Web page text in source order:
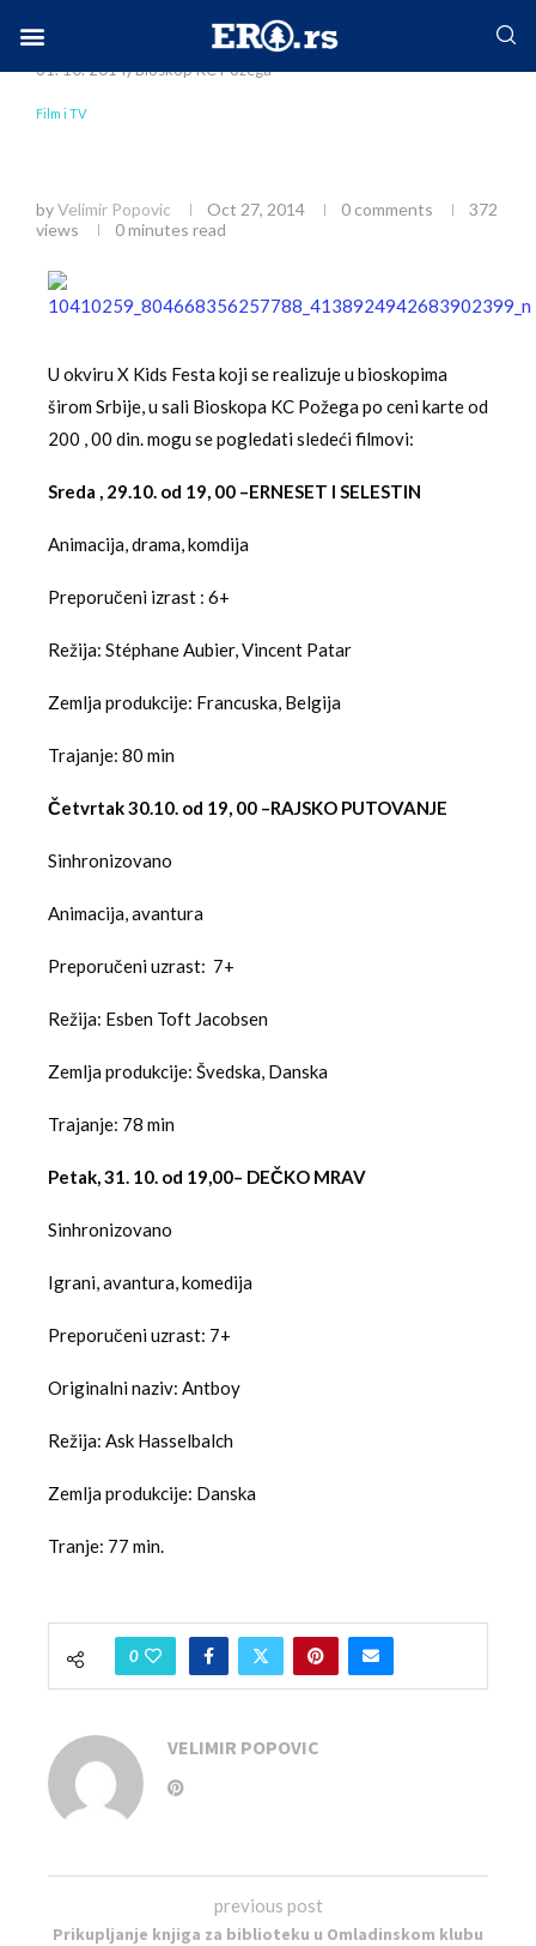
Home Film i TV
X KIDS FEST (29. 10.–
31. 10. 2014) Bioskop KC Požega
Film i TV
byVelimir Popovic Oct 27, 2014 0 comments
372
views
0 minutes read
U okviru X Kids Festa koji se realizuje u bioskopima
širom Srbije, u sali Bioskopa KC Požega po ceni karte od
200 , 00 din. mogu se pogledati sledeći filmovi:
Sreda , 29.10. od 19, 00 –ERNESET I SELESTIN
Animacija, drama, komdija
Preporučeni izrast : 6+
Režija: Stéphane Aubier, Vincent Patar
Zemlja produkcije: Francuska, Belgija
Trajanje: 80 min
Četvrtak 30.10. od 19, 00 –RAJSKO PUTOVANJE
Sinhronizovano
Animacija, avantura
Preporučeni uzrast: 7+
Režija: Esben Toft Jacobsen
Zemlja produkcije: Švedska, Danska
Trajanje: 78 min
Petak, 31. 10. od 19,00– DEČKO MRAV
Sinhronizovano
Igrani, avantura, komedija
Preporučeni uzrast: 7+
Originalni naziv: Antboy
Režija: Ask Hasselbalch
Zemlja produkcije: Danska
Tranje: 77 min.
0
VELIMIR POPOVIC
previous post
Prikupljanje knjiga za biblioteku u Omladinskom klubu